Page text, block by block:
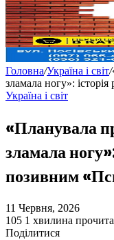
Головна/Україна і світ/
зламала ногу»:
Україна і світ
«Планувала
зламала
позивним
11 Червня, 2026
105 1 хвилина
Поділитися